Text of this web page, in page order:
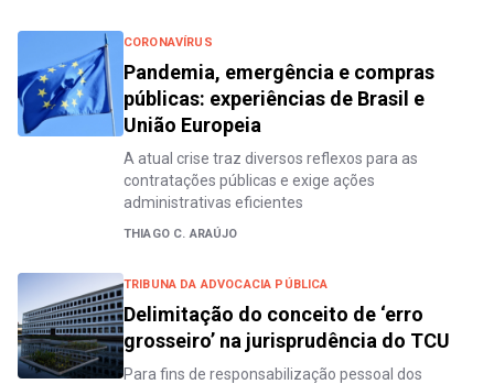
CORONAVÍRUS
Pandemia, emergência e compras
públicas: experiências de Brasil e
União Europeia
A atual crise traz diversos reflexos para as
contratações públicas e exige ações
administrativas eficientes
THIAGO C. ARAÚJO
TRIBUNA DA ADVOCACIA PÚBLICA
Delimitação do conceito de ‘erro
grosseiro’ na jurisprudência do TCU
Para fins de responsabilização pessoal dos